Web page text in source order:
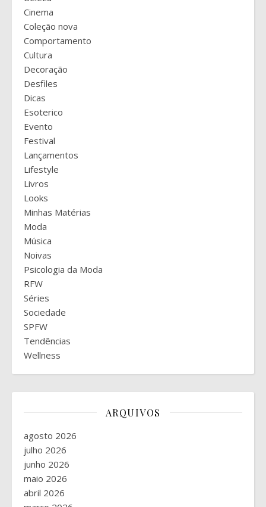
Cinema
Coleção nova
Comportamento
Cultura
Decoração
Desfiles
Dicas
Esoterico
Evento
Festival
Lançamentos
Lifestyle
Livros
Looks
Minhas Matérias
Moda
Música
Noivas
Psicologia da Moda
RFW
Séries
Sociedade
SPFW
Tendências
Wellness
ARQUIVOS
agosto 2026
julho 2026
junho 2026
maio 2026
abril 2026